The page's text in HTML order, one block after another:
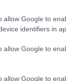
allow Google to
identifiers in
allow Google to
allow Google to
ως
ενώ άλλοι
ότι κατά